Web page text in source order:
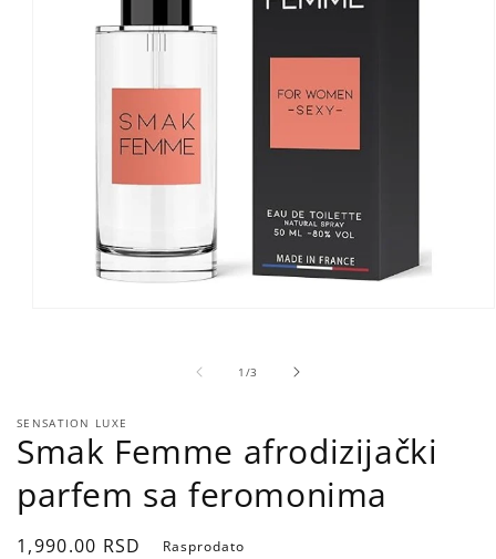
1 /of
3
SENSATION LUXE
Smak Femme afrodizijački
parfem sa feromonima
Regular
1,990.00 RSD Rasprodato